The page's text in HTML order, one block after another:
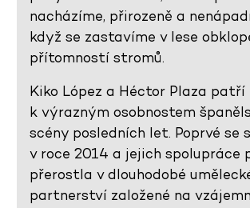
nacházíme, přirozeně a
když se zastavíme v lese
přítomností stromů.
Kiko López a Héctor Plaza patří
k výrazným osobnostem
scény posledních let. Poprvé se
v roce 2014 a jejich spolupráce
přerostla v dlouhodobé
partnerství založené na